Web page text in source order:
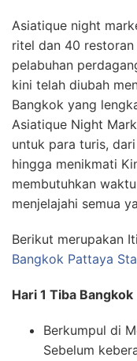
Asiatique night
ritel dan 40
pelabuhan
kini telah diubah
Bangkok yang
Asiatique Night
untuk para turis,
hingga menikmati
membutuhkan
menjelajahi semua
Berikut merupakan
Bangkok Pattaya
Hari 1 Tiba
Berkumpul di
Sebelum